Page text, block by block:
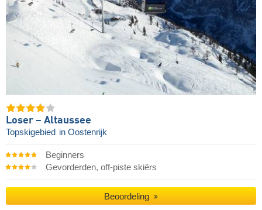
Loser – Altaussee
Topskigebied in Oostenrijk
Beginners
Gevorderden, off-piste skiërs
Beoordeling